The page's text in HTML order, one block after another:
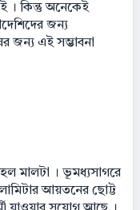
। কিন্তু অনেকেই
জন্য
জন্য এই সম্ভাবনা
হল মালটা । ভূমধ্যসাগরে
আয়তনের ছোট্ট